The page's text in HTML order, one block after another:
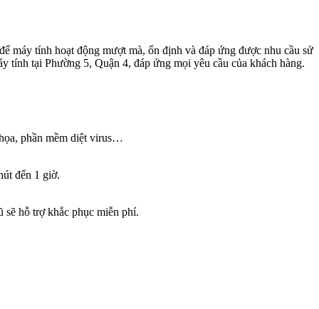
máy tính hoạt động mượt mà, ổn định và đáp ứng được nhu cầu sử
tính tại Phường 5, Quận 4, đáp ứng mọi yêu cầu của khách hàng.
phần mềm diệt virus…
đến 1 giờ.
sẽ hỗ trợ khắc phục miễn phí.